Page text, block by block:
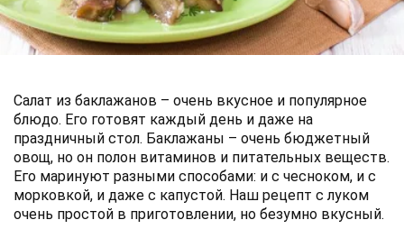
Салат из баклажанов – очень вкусное и популярное
блюдо. Его готовят каждый день и даже на
праздничный стол. Баклажаны – очень бюджетный
овощ, но он полон витаминов и питательных веществ.
Его маринуют разными способами: и с чесноком, и с
морковкой, и даже с капустой. Наш рецепт с луком
очень простой в приготовлении, но безумно вкусный.